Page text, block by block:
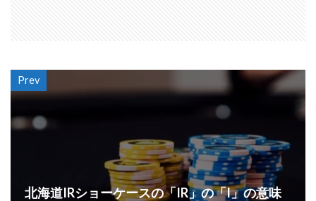
Prev
北海道IRショーケースの「IR」の「I」の意味